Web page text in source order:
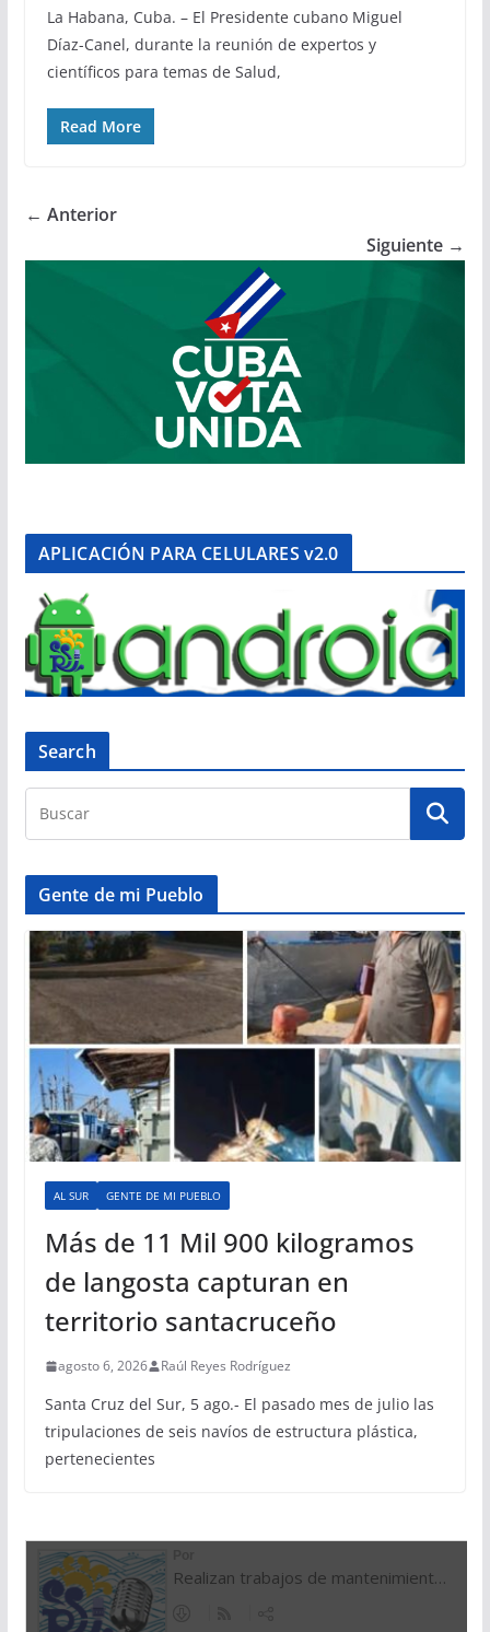
La Habana, Cuba. – El Presidente cubano Miguel
Díaz-Canel, durante la reunión de expertos y
científicos para temas de Salud,
Read More
← Anterior
Siguiente →
APLICACIÓN PARA CELULARES v2.0
Search
Gente de mi Pueblo
AL SUR GENTE DE MI PUEBLO
Más de 11 Mil 900 kilogramos
de langosta capturan en
territorio santacruceño
agosto 6, 2026 Raúl Reyes Rodríguez
Santa Cruz del Sur, 5 ago.- El pasado mes de julio las
tripulaciones de seis navíos de estructura plástica,
pertenecientes